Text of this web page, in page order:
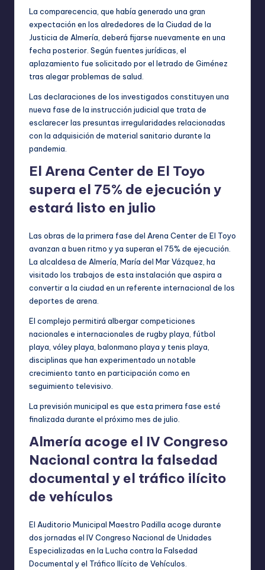
La comparecencia, que había generado una gran
expectación en los alrededores de la Ciudad de la
Justicia de Almería, deberá fijarse nuevamente en una
fecha posterior. Según fuentes jurídicas, el
aplazamiento fue solicitado por el letrado de Giménez
tras alegar problemas de salud.
Las declaraciones de los investigados constituyen una
nueva fase de la instrucción judicial que trata de
esclarecer las presuntas irregularidades relacionadas
con la adquisición de material sanitario durante la
pandemia.
El Arena Center de El Toyo
supera el 75% de ejecución y
estará listo en julio
Las obras de la primera fase del Arena Center de El Toyo
avanzan a buen ritmo y ya superan el 75% de ejecución.
La alcaldesa de Almería, María del Mar Vázquez, ha
visitado los trabajos de esta instalación que aspira a
convertir a la ciudad en un referente internacional de los
deportes de arena.
El complejo permitirá albergar competiciones
nacionales e internacionales de rugby playa, fútbol
playa, vóley playa, balonmano playa y tenis playa,
disciplinas que han experimentado un notable
crecimiento tanto en participación como en
seguimiento televisivo.
La previsión municipal es que esta primera fase esté
finalizada durante el próximo mes de julio.
Almería acoge el IV Congreso
Nacional contra la falsedad
documental y el tráfico ilícito
de vehículos
El Auditorio Municipal Maestro Padilla acoge durante
dos jornadas el IV Congreso Nacional de Unidades
Especializadas en la Lucha contra la Falsedad
Documental y el Tráfico Ilícito de Vehículos.